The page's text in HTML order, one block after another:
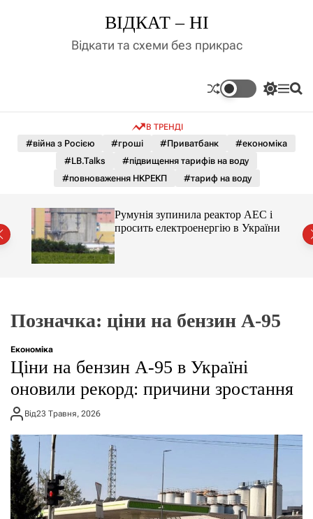
д
у
ВІДКАТ – НІ
Відкати та схеми без прикрас
П
м
к
а
о
л
ь
о
р
у
М П
В ТРЕНДІ
#війна з Росією #гроші #Приватбанк
#економіка
#LB.Talks
#підвищення тарифів на воду
#повноваження НКРЕКП
#тариф на воду
Румунія зупинила реактор АЕС і
просить електроенергію в України
Позначка: ціни на бензин А-95
Економіка
Ціни на бензин А-95 в Україні
оновили рекорд: причини зростання
Від23 Травня, 2026